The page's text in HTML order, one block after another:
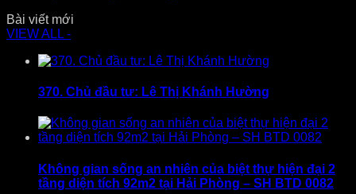
Bài viết mới
VIEW ALL -
370. Chủ đầu tư: Lê Thị Khánh Hường
Không gian sống an nhiên của biệt thự hiện đại 2
tầng diện tích 92m2 tại Hải Phòng – SH BTD 0082